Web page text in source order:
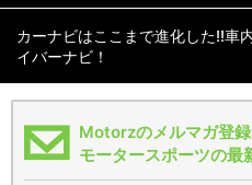
カーナビはここまで進化した!!車
イバーナビ！
Motorzのメルマガ登
モータースポーツの最